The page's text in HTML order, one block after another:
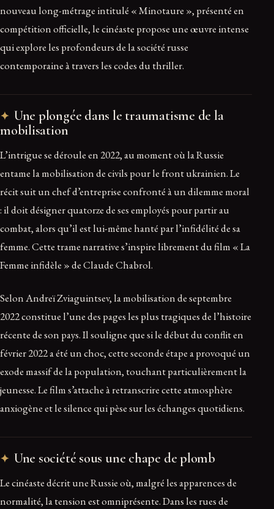
nouveau long-métrage intitulé « Minotaure », présenté en
compétition officielle, le cinéaste propose une œuvre intense
qui explore les profondeurs de la société russe
contemporaine à travers les codes du thriller.
Une plongée dans le traumatisme de la
mobilisation
L’intrigue se déroule en 2022, au moment où la Russie
entame la mobilisation de civils pour le front ukrainien. Le
récit suit un chef d’entreprise confronté à un dilemme moral
: il doit désigner quatorze de ses employés pour partir au
combat, alors qu’il est lui-même hanté par l’infidélité de sa
femme. Cette trame narrative s’inspire librement du film « La
Femme infidèle » de Claude Chabrol.
Selon Andreï Zviaguintsev, la mobilisation de septembre
2022 constitue l’une des pages les plus tragiques de l’histoire
récente de son pays. Il souligne que si le début du conflit en
février 2022 a été un choc, cette seconde étape a provoqué un
exode massif de la population, touchant particulièrement la
jeunesse. Le film s’attache à retranscrire cette atmosphère
anxiogène et le silence qui pèse sur les échanges quotidiens.
Une société sous une chape de plomb
Le cinéaste décrit une Russie où, malgré les apparences de
normalité, la tension est omniprésente. Dans les rues de